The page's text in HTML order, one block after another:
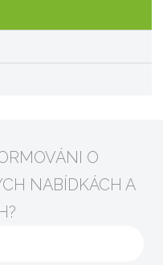
O
NABÍDKÁCH A